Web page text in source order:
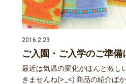
2016.2.23
ご入園・ご入学のご準備
最近は気温の変化がほんと激し
きませんね(>_<) 商品の紹介ば